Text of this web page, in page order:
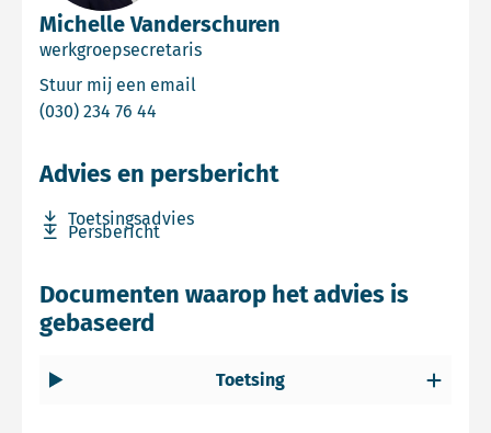
Michelle Vanderschuren
werkgroepsecretaris
Stuur mij een email
(030) 234 76 44
Advies en persbericht
Toetsingsadvies
Download bestand Toetsingsadvies
Persbericht
Download bestand Persbericht
Documenten waarop het advies is
gebaseerd
Toetsing